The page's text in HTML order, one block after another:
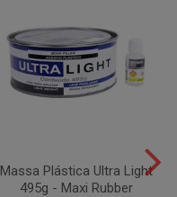
Massa Plástica Ultra Light
495g - Maxi Rubber